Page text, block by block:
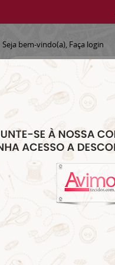
Seja bem-vindo(a), Faça login
SINTÉTICOS
CHITÃO
Vintage Azul 9100e5609